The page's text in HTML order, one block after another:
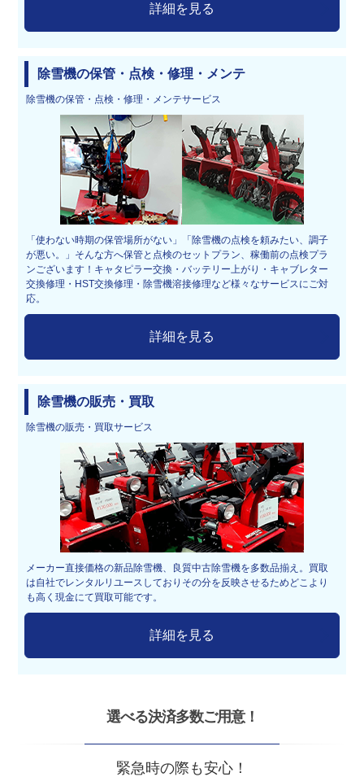
詳細を見る
除雪機の保管・点検・修理・メンテ
除雪機の保管・点検・修理・メンテサービス
「使わない時期の保管場所がない」「除雪機の点検を頼みたい、調子
が悪い。」そんな方へ保管と点検のセットプラン、稼働前の点検プラ
ンございます！キャタピラー交換・バッテリー上がり・キャブレター
交換修理・HST交換修理・除雪機溶接修理など様々なサービスにご対
応。
詳細を見る
除雪機の販売・買取
除雪機の販売・買取サービス
メーカー直接価格の新品除雪機、良質中古除雪機を多数品揃え。買取
は自社でレンタルリユースしておりその分を反映させるためどこより
も高く現金にて買取可能です。
詳細を見る
選べる決済多数ご用意！
緊急時の際も安心！